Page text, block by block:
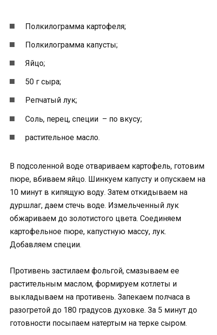
Полкилограмма картофеля;
Полкилограмма капусты;
Яйцо;
50 г сыра;
Репчатый лук;
Соль, перец, специи – по вкусу;
растительное масло.
В подсоленной воде отвариваем картофель, готовим
пюре, вбиваем яйцо. Шинкуем капусту и опускаем на
10 минут в кипящую воду. Затем откидываем на
дуршлаг, даем стечь воде. Измельченный лук
обжариваем до золотистого цвета. Соединяем
картофельное пюре, капустную массу, лук.
Добавляем специи.
Противень застилаем фольгой, смазываем ее
растительным маслом, формируем котлеты и
выкладываем на противень. Запекаем полчаса в
разогретой до 180 градусов духовке. За 5 минут до
готовности посыпаем натертым на терке сыром.